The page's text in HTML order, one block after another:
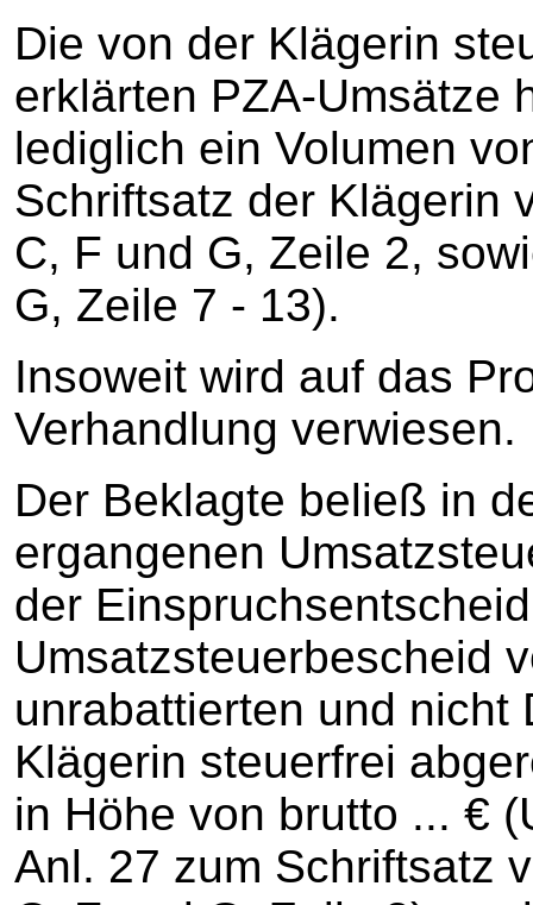
Die von der Klägerin
erklärten PZA-Umsätze
lediglich ein Volumen
Schriftsatz der Klägerin
C, F und G, Zeile 2,
G, Zeile 7 - 13).
Insoweit wird auf das
Verhandlung verwiesen.
Der Beklagte beließ in
ergangenen
der
Umsatzsteuerbescheid
unrabattierten und nicht
Klägerin steuerfrei
in Höhe von brutto ... €
Anl. 27 zum Schriftsatz